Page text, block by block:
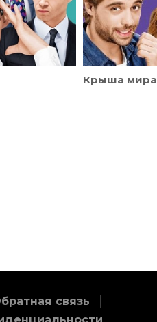
Крыша мира
связь